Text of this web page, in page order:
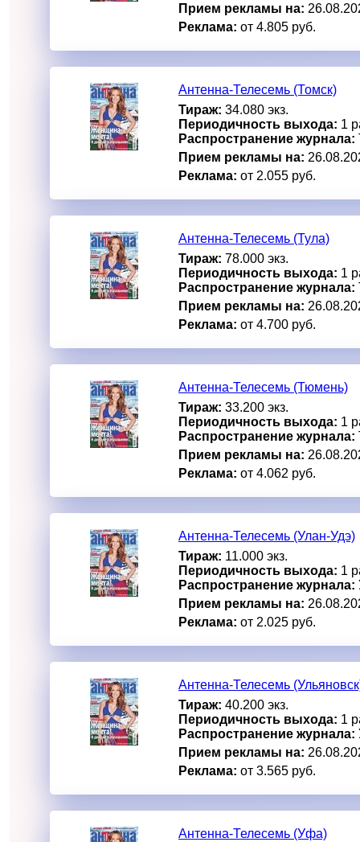
Прием рекламы на:
Реклама: от 4.805 руб.
Антенна-Телесемь (Томск)
Тираж: 34.080 экз.
Периодичность выхода: 1
Распространение журнала:
Прием рекламы на:
Реклама: от 2.055 руб.
Антенна-Телесемь (Тула)
Тираж: 78.000 экз.
Периодичность выхода: 1
Распространение журнала:
Прием рекламы на:
Реклама: от 4.700 руб.
Антенна-Телесемь (Тюмень)
Тираж: 33.200 экз.
Периодичность выхода: 1
Распространение журнала:
Прием рекламы на:
Реклама: от 4.062 руб.
Антенна-Телесемь (Улан-Удэ)
Тираж: 11.000 экз.
Периодичность выхода: 1
Распространение журнала:
Прием рекламы на:
Реклама: от 2.025 руб.
Антенна-Телесемь
Тираж: 40.200 экз.
Периодичность выхода: 1
Распространение журнала:
Прием рекламы на:
Реклама: от 3.565 руб.
Антенна-Телесемь (Уфа)